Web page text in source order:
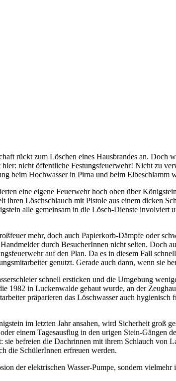
rückt zum Löschen eines Hausbrandes an. Doch
nicht öffentliche Festungsfeuerwehr! Nicht zu
beim Hochwasser in Pirna und beim Elbeschlamm
eine eigene Feuerwehr hoch oben über
ihren Löschschlauch mit Pistole aus einem dicken
alle gemeinsam in die Lösch-Dienste involviert
mehr, doch auch Papierkorb-Dämpfe oder
durch BesucherInnen nicht selten. Doch
auf den Plan. Da es in diesem Fall
genutzt. Gerade auch dann, wenn sie
schnell ersticken und die Umgebung
1982 in Luckenwalde gebaut wurde, an der
präparieren das Löschwasser auch hygienisch
im letzten Jahr ansahen, wird Sicherheit groß
einem Tagesausflug in den urigen Stein-Gängen
befreien die Dachrinnen mit ihrem Schlauch von
die SchülerInnen erfreuen werden.
der elektrischen Wasser-Pumpe, sondern